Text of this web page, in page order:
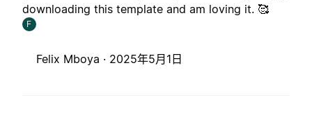
downloading this template and am loving it. 🥰
F
Felix Mboya · 2025年5月1日